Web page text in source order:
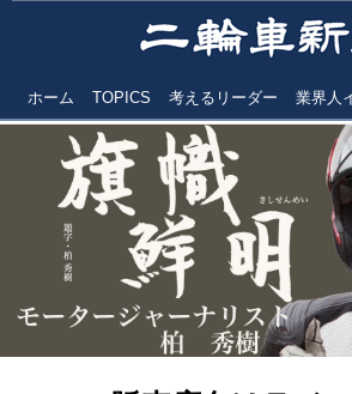
ホーム TOPICS 考えるリーダー 業界人